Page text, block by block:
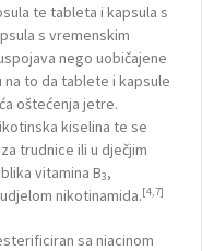
te tableta i kapsula s
s vremenskim
nego uobičajene
na to da tablete i kapsule
oštećenja jetre.
kiselina te se
trudnice ili u dječjim
vitamina B3,
nikotinamida.[4,7]
sa niacinom